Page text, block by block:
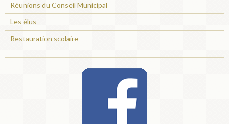
Réunions du Conseil Municipal
Les élus
Restauration scolaire